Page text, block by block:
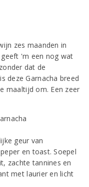
zes maanden in
'm een nog wat
dat de
deze Garnacha breed
maaltijd om. Een zeer
geur van
en toast. Soepel
zachte tannines en
met laurier en licht